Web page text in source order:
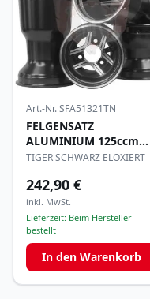
Art.-Nr.SFA51321TN
FELGENSATZ
ALUMINIUM 125ccm
130/210mm
TIGER SCHWARZ ELOXIERT
242,90 €
inkl. MwSt.
Lieferzeit: Beim Hersteller
bestellt
In den Warenkorb